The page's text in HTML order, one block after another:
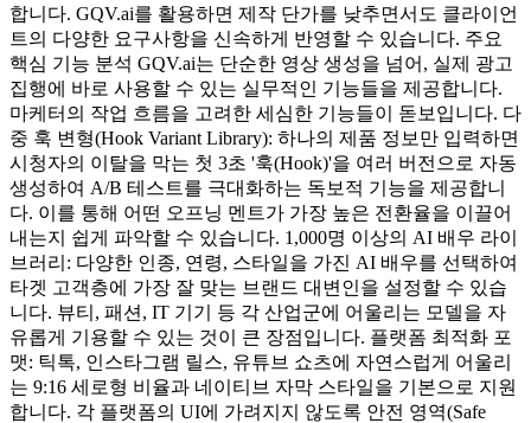
합니다. GQV.ai를 활용하면 제작 단가를 낮추면서도 클라이언
트의 다양한 요구사항을 신속하게 반영할 수 있습니다. 주요
핵심 기능 분석 GQV.ai는 단순한 영상 생성을 넘어, 실제 광고
집행에 바로 사용할 수 있는 실무적인 기능들을 제공합니다.
마케터의 작업 흐름을 고려한 세심한 기능들이 돋보입니다. 다
중 훅 변형(Hook Variant Library): 하나의 제품 정보만 입력하면
시청자의 이탈을 막는 첫 3초 '훅(Hook)'을 여러 버전으로 자동
생성하여 A/B 테스트를 극대화하는 독보적 기능을 제공합니
다. 이를 통해 어떤 오프닝 멘트가 가장 높은 전환율을 이끌어
내는지 쉽게 파악할 수 있습니다. 1,000명 이상의 AI 배우 라이
브러리: 다양한 인종, 연령, 스타일을 가진 AI 배우를 선택하여
타겟 고객층에 가장 잘 맞는 브랜드 대변인을 설정할 수 있습
니다. 뷰티, 패션, IT 기기 등 각 산업군에 어울리는 모델을 자
유롭게 기용할 수 있는 것이 큰 장점입니다. 플랫폼 최적화 포
맷: 틱톡, 인스타그램 릴스, 유튜브 쇼츠에 자연스럽게 어울리
는 9:16 세로형 비율과 네이티브 자막 스타일을 기본으로 지원
합니다. 각 플랫폼의 UI에 가려지지 않도록 안전 영역(Safe